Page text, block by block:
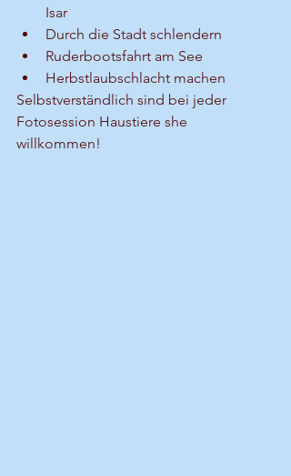
Isar
Durch die Stadt schlendern
Ruderbootsfahrt am See
Herbstlaubschlacht machen
Selbstverständlich sind bei jeder
Fotosession Haustiere she
willkommen!